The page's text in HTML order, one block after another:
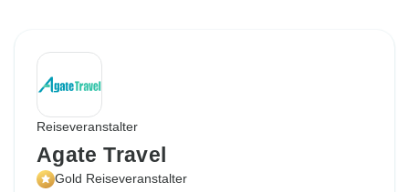
Reiseveranstalter
Agate Travel
Gold Reiseveranstalter